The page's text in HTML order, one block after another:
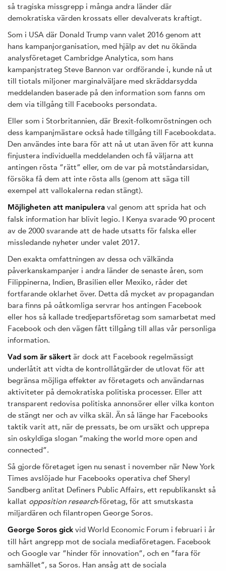
så tragiska missgrepp i många andra länder där
demokratiska värden krossats eller devalverats kraftigt.
Som i USA där Donald Trump vann valet 2016 genom att
hans kampanjorganisation, med hjälp av det nu ökända
analysföretaget Cambridge Analytica, som hans
kampanjstrateg Steve Bannon var ordförande i, kunde nå ut
till tiotals miljoner marginalväljare med skräddarsydda
meddelanden baserade på den information som fanns om
dem via tillgång till Facebooks persondata.
Eller som i Storbritannien, där Brexit-folkomröstningen och
dess kampanjmästare också hade tillgång till Facebookdata.
Den användes inte bara för att nå ut utan även för att kunna
finjustera individuella meddelanden och få väljarna att
antingen rösta ”rätt” eller, om de var på motståndarsidan,
försöka få dem att inte rösta alls (genom att säga till
exempel att vallokalerna redan stängt).
Möjligheten att manipulera val genom att sprida hat och
falsk information har blivit legio. I Kenya svarade 90 procent
av de 2000 svarande att de hade utsatts för falska eller
missledande nyheter under valet 2017.
Den exakta omfattningen av dessa och välkända
påverkanskampanjer i andra länder de senaste åren, som
Filippinerna, Indien, Brasilien eller Mexiko, råder det
fortfarande oklarhet över. Detta då mycket av propagandan
bara finns på oåtkomliga servrar hos antingen Facebook
eller hos så kallade tredjepartsföretag som samarbetat med
Facebook och den vägen fått tillgång till allas vår personliga
information.
Vad som är säkert är dock att Facebook regelmässigt
underlåtit att vidta de kontrollåtgärder de utlovat för att
begränsa möjliga effekter av företagets och användarnas
aktiviteter på demokratiska politiska processer. Eller att
transparent redovisa politiska annonsörer eller vilka konton
de stängt ner och av vilka skäl. Än så länge har Facebooks
taktik varit att, när de pressats, be om ursäkt och upprepa
sin oskyldiga slogan ”making the world more open and
connected”.
Så gjorde företaget igen nu senast i november när New York
Times avslöjade hur Facebooks operativa chef Sheryl
Sandberg anlitat Definers Public Affairs, ett republikanskt så
kallat opposition research-företag, för att smutskasta
miljardären och filantropen George Soros.
George Soros gick vid World Economic Forum i februari i år
till hårt angrepp mot de sociala mediaföretagen. Facebook
och Google var ”hinder för innovation”, och en ”fara för
samhället”, sa Soros. Han ansåg att de sociala